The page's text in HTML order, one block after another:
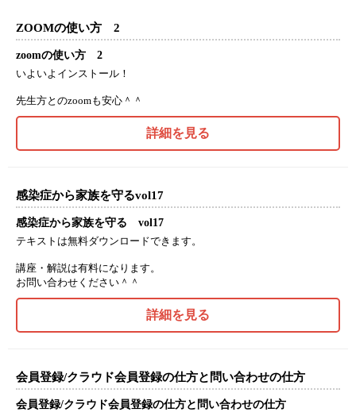
ZOOMの使い方 2
zoomの使い方 2
いよいよインストール！
先生方とのzoomも安心＾＾
詳細を見る
感染症から家族を守るvol17
感染症から家族を守る vol17
テキストは無料ダウンロードできます。
講座・解説は有料になります。
お問い合わせください＾＾
詳細を見る
会員登録/クラウド会員登録の仕方と問い合わせの仕方
会員登録/クラウド会員登録の仕方と問い合わせの仕方